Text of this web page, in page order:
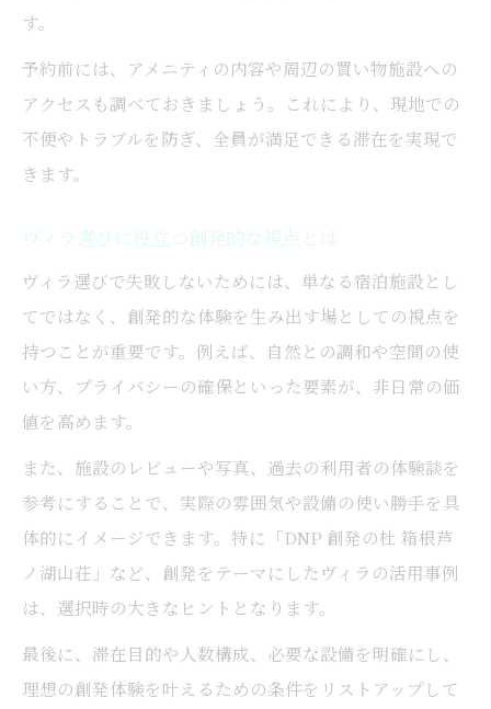
す。
予約前には、アメニティの内容や周辺の買い物施設への
アクセスも調べておきましょう。これにより、現地での
不便やトラブルを防ぎ、全員が満足できる滞在を実現で
きます。
ヴィラ選びに役立つ創発的な視点とは
ヴィラ選びで失敗しないためには、単なる宿泊施設とし
てではなく、創発的な体験を生み出す場としての視点を
持つことが重要です。例えば、自然との調和や空間の使
い方、プライバシーの確保といった要素が、非日常の価
値を高めます。
また、施設のレビューや写真、過去の利用者の体験談を
参考にすることで、実際の雰囲気や設備の使い勝手を具
体的にイメージできます。特に「DNP 創発の杜 箱根芦
ノ湖山荘」など、創発をテーマにしたヴィラの活用事例
は、選択時の大きなヒントとなります。
最後に、滞在目的や人数構成、必要な設備を明確にし、
理想の創発体験を叶えるための条件をリストアップして